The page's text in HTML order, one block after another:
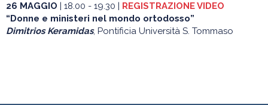
26 MAGGIO | 18.00 - 19.30 | REGISTRAZIONE VIDEO
“Donne e ministeri nel mondo ortodosso”
Dimitrios Keramidas, Pontificia Università S. Tommaso